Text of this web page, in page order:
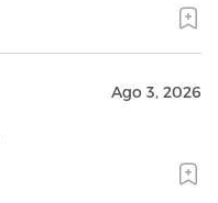
Ago 3, 2026